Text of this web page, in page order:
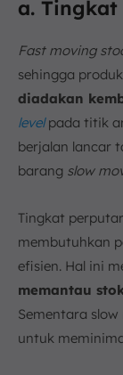
a.
Fast moving
sehingga
diadakan
levelpada titik
berjalan lancar
barang slow
Tingkat
membutuhkan
efisien. Hal ini
memantau
Sementara
untuk